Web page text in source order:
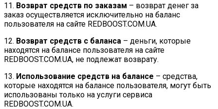
11. Возврат средств по заказам – возврат денег за
заказ осуществляется исключительно на баланс
пользователя на сайте REDBOOST.COM.UA.
12. Возврат средств с баланса – деньги, которые
находятся на балансе пользователя на сайте
REDBOOST.COM.UA, не подлежат возврату.
13. Использование средств на балансе – средства,
которые находятся на балансе пользователя, могут быть
использованы только на услуги сервиса
REDBOOST.COM.UA.